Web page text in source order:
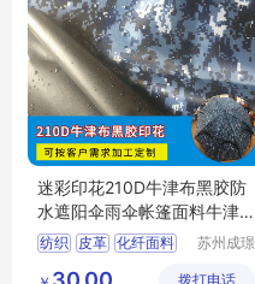
迷彩印花210D牛津布黑胶防
水遮阳伞雨伞帐篷面料牛津
布
纺织 皮革 化纤面料
苏州成璟
拨打电话